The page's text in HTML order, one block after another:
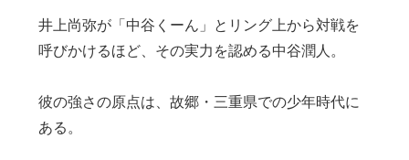
井上尚弥が「中谷くーん」とリング上から対戦を
呼びかけるほど、その実力を認める中谷潤人。
彼の強さの原点は、故郷・三重県での少年時代に
ある。